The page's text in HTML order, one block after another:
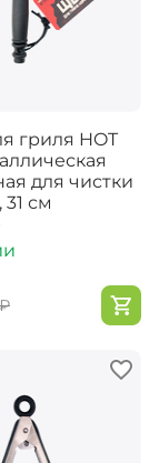
гриля HOT
для чистки
см